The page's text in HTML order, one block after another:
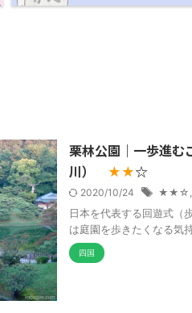
栗林公園｜一歩進む
川）
★★☆
2020/10/24 ★★☆ ,
日本を代表する回遊式（
は庭園を歩きたくなる気
四国